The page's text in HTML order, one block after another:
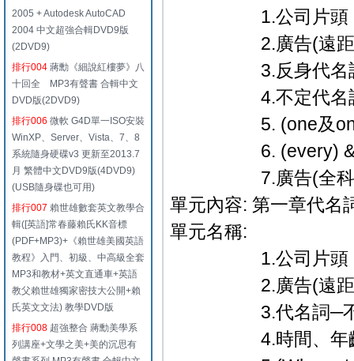
2005 + Autodesk AutoCAD
2004 中文超強合輯DVD9版
(2DVD9)
排行004 蔣勳《細說紅樓夢》八
十回全 MP3有聲書 合輯中文
DVD版(2DVD9)
排行006 微軟 G4D單一ISO安裝
WinXP、Server、Vista、7、8
系統隨身硬碟v3 更新至2013.7
月 繁體中文DVD9版(4DVD9)
(USB隨身碟也可用)
排行007 賴世雄數套英文教學合
輯([英語]常春藤賴氏KK音標
(PDF+MP3)+《賴世雄美國英語
教程》入門、初級、中高級全套
MP3和教材+英文直通車+英語
教父賴世雄獨家密技大公開+賴
氏英文文法) 教學DVD版
排行008 超強整合 蔣勳美學系
列講座+文學之美+美的沉思有
1.公司片頭．
2.廣告(遠距教
3.反身代名
4.不定代名詞
5. (one及ones)
6. (every) &
7.廣告(全科教
單元內容: 第一章代名
單元名稱:
1.公司片頭．
2.廣告(遠距教
3.代名詞─不定
4.時間、年齡